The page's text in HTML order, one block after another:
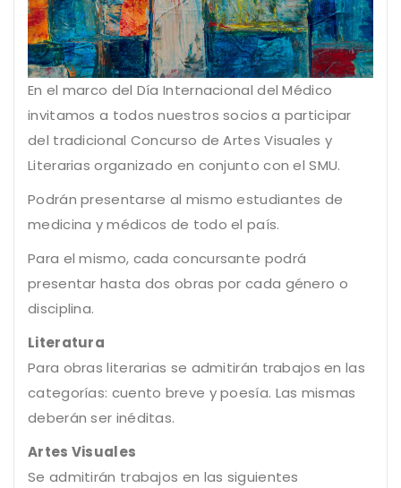
En el marco del Día Internacional del Médico
invitamos a todos nuestros socios a participar
del tradicional Concurso de Artes Visuales y
Literarias organizado en conjunto con el SMU.
Podrán presentarse al mismo estudiantes de
medicina y médicos de todo el país.
Para el mismo, cada concursante podrá
presentar hasta dos obras por cada género o
disciplina.
Literatura
Para obras literarias se admitirán trabajos en las
categorías: cuento breve y poesía. Las mismas
deberán ser inéditas.
Artes Visuales
Se admitirán trabajos en las siguientes